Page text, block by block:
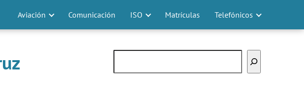
Aviación Comunicación ISO Matrículas Telefónicos